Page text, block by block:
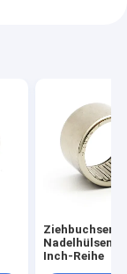
Ziehbuchsen-
Inch-Reihe